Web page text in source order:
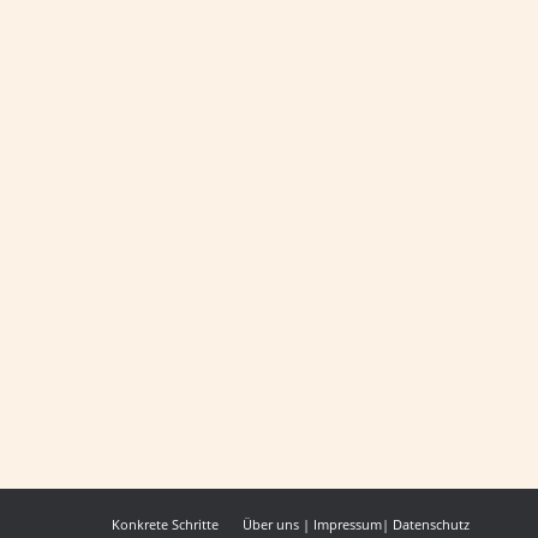
Konkrete Schritte Über uns | Impressum| Datenschutz